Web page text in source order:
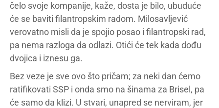
čelo svoje kompanije, kaže, dosta je bilo, ubuduće
će se baviti filantropskim radom. Milosavljević
verovatno misli da je spojio posao i filantropski rad,
pa nema razloga da odlazi. Otići će tek kada dođu
dvojica i iznesu ga.
Bez veze je sve ovo što pričam; za neki dan ćemo
ratifikovati SSP i onda smo na šinama za Brisel, pa
će samo da klizi. U stvari, unapred se nerviram, jer